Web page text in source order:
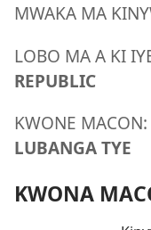
MWAKA MA
LOBO MA A KI
REPUBLIC
KWONE MACON:
LUBANGA TYE
KWONA